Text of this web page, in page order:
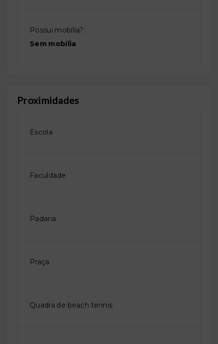
Possui mobília?:
Sem mobília
Proximidades
Escola
Faculdade
Padaria
Praça
Quadra de beach tennis